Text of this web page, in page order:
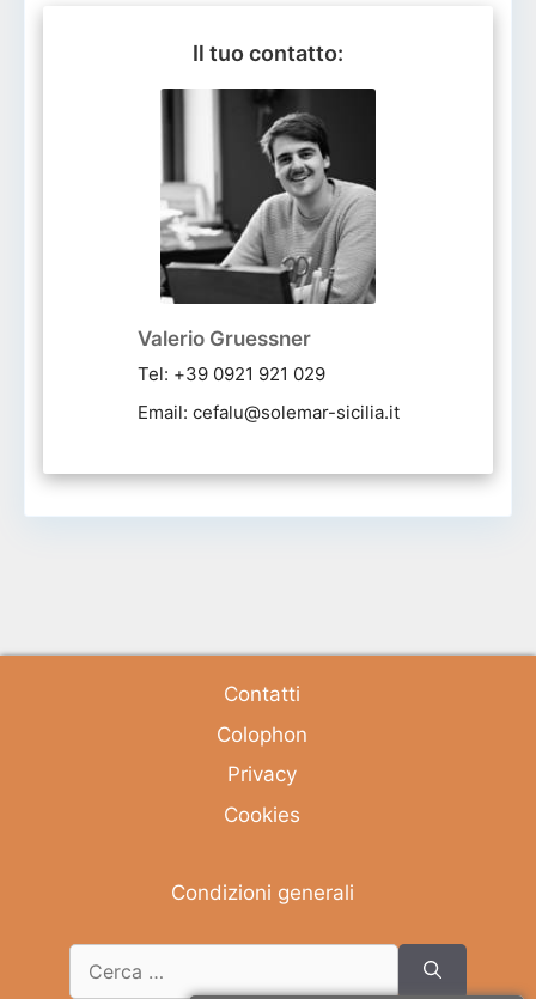
Il tuo contatto:
Valerio Gruessner
Tel: +39 0921 921 029
Email: cefalu@solemar-sicilia.it
Contatti
Colophon
Privacy
Cookies
Condizioni generali